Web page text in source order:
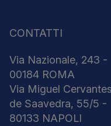
CONTATTI
Via Nazionale, 243 -
00184 ROMA
Via Miguel Cervantes
de Saavedra, 55/5 -
80133 NAPOLI